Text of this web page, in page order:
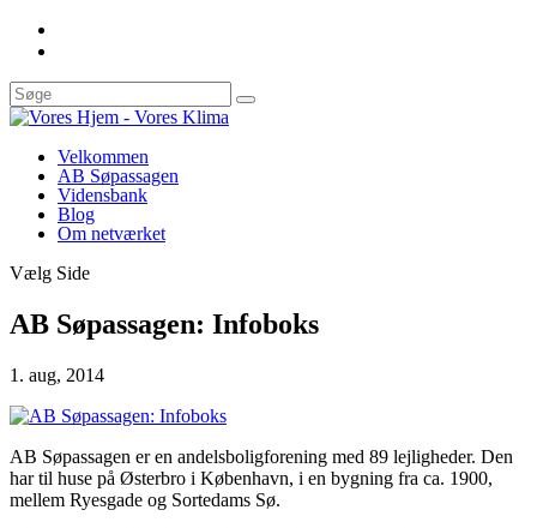
Velkommen
AB Søpassagen
Vidensbank
Blog
Om netværket
Vælg Side
AB Søpassagen: Infoboks
1. aug, 2014
AB Søpassagen er en andelsboligforening med 89 lejligheder. Den
har til huse på Østerbro i København, i en bygning fra ca. 1900,
mellem Ryesgade og Sortedams Sø.